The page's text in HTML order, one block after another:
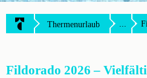
Thermenurlaub ...
Fildorado 2026 –